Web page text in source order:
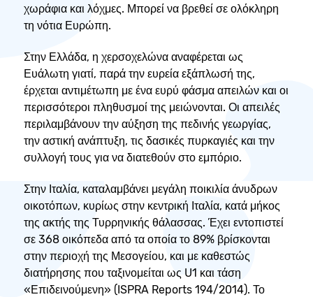
χωράφια και λόχμες. Μπορεί να βρεθεί σε ολόκληρη
τη νότια Ευρώπη.
Στην Ελλάδα, η χερσοχελώνα αναφέρεται ως
Ευάλωτη γιατί, παρά την ευρεία εξάπλωσή της,
έρχεται αντιμέτωπη με ένα ευρύ φάσμα απειλών και οι
περισσότεροι πληθυσμοί της μειώνονται. Οι απειλές
περιλαμβάνουν την αύξηση της πεδινής γεωργίας,
την αστική ανάπτυξη, τις δασικές πυρκαγιές και την
συλλογή τους για να διατεθούν στο εμπόριο.
Στην Ιταλία, καταλαμβάνει μεγάλη ποικιλία άνυδρων
οικοτόπων, κυρίως στην κεντρική Ιταλία, κατά μήκος
της ακτής της Τυρρηνικής θάλασσας. Έχει εντοπιστεί
σε 368 οικόπεδα από τα οποία το 89% βρίσκονται
στην περιοχή της Μεσογείου, και με καθεστώς
διατήρησης που ταξινομείται ως U1 και τάση
«Επιδεινούμενη» (ISPRA Reports 194/2014). Το